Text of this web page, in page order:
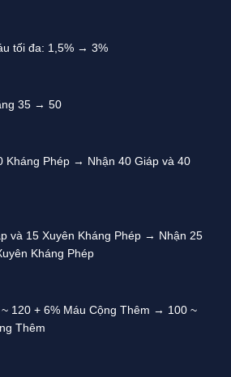
tối đa: 1,5% → 3%
35 → 50
Kháng Phép → Nhận 40 Giáp và 40
và 15 Xuyên Kháng Phép → Nhận 25
Kháng Phép
120 + 6% Máu Cộng Thêm → 100 ~
Thêm